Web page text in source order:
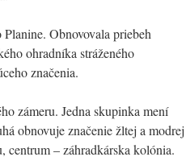
Obnovovala priebeh
ohradníka stráženého
značenia.
zámeru. Jedna skupinka mení
obnovuje značenie žltej a modrej
centrum – záhradkárska kolónia.